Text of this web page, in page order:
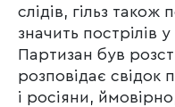
слідів, гільз
значить пострілів
Партизан був
розповідає свідок
і росіяни,